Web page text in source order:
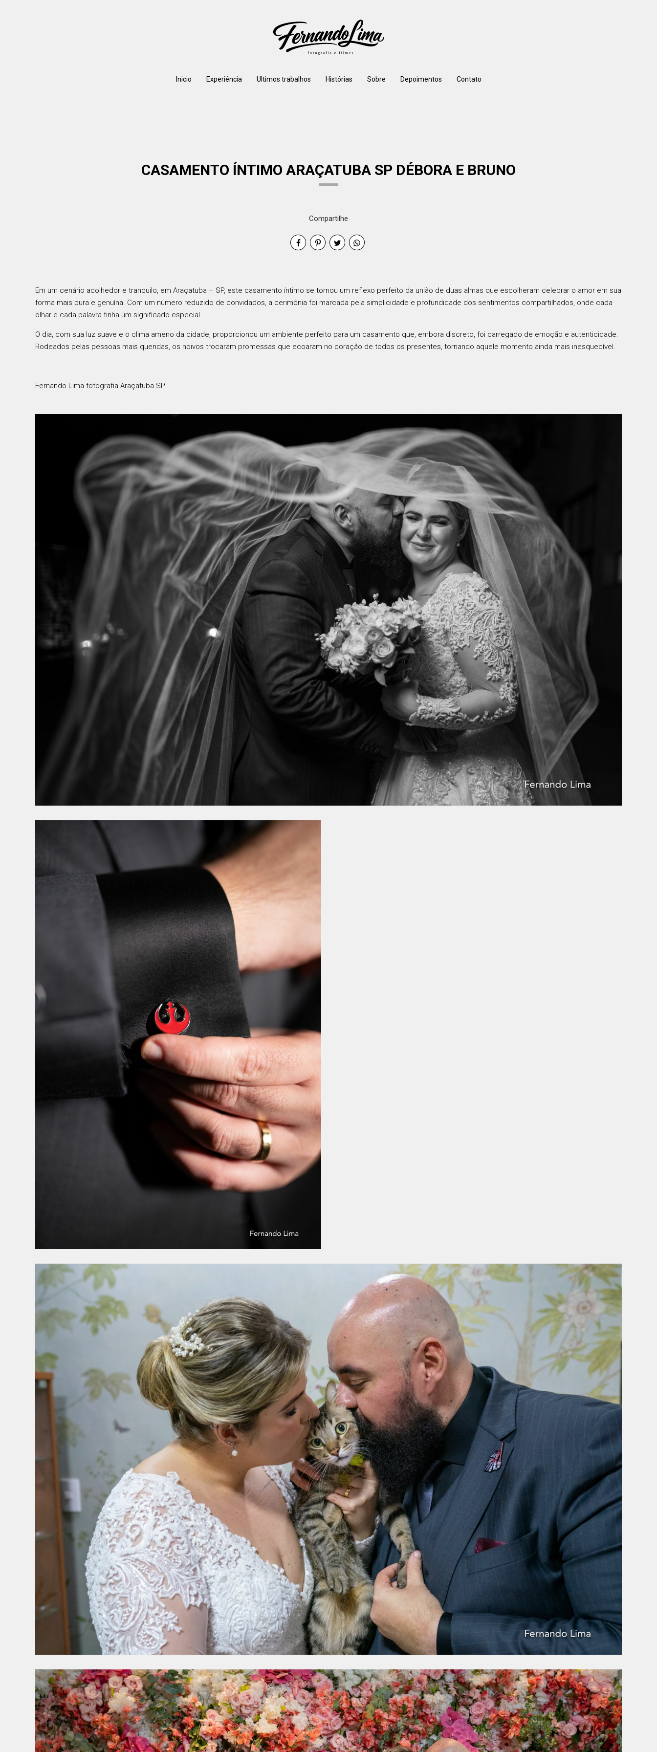
Inicio Experiência Ultimos trabalhos Histórias Sobre Depoimentos Contato
CASAMENTO ÍNTIMO ARAÇATUBA SP DÉBORA E BRUNO
Compartilhe
Em um cenário acolhedor e tranquilo, em Araçatuba – SP, este casamento íntimo se tornou um reflexo perfeito da união de duas almas que escolheram celebrar o amor em sua
forma mais pura e genuína. Com um número reduzido de convidados, a cerimônia foi marcada pela simplicidade e profundidade dos sentimentos compartilhados, onde cada
olhar e cada palavra tinha um significado especial.
O dia, com sua luz suave e o clima ameno da cidade, proporcionou um ambiente perfeito para um casamento que, embora discreto, foi carregado de emoção e autenticidade.
Rodeados pelas pessoas mais queridas, os noivos trocaram promessas que ecoaram no coração de todos os presentes, tornando aquele momento ainda mais inesquecível.
Fernando Lima fotografia Araçatuba SP